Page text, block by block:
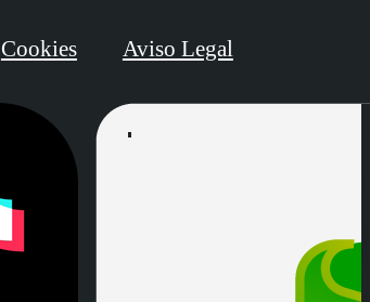
Cookies Aviso Legal